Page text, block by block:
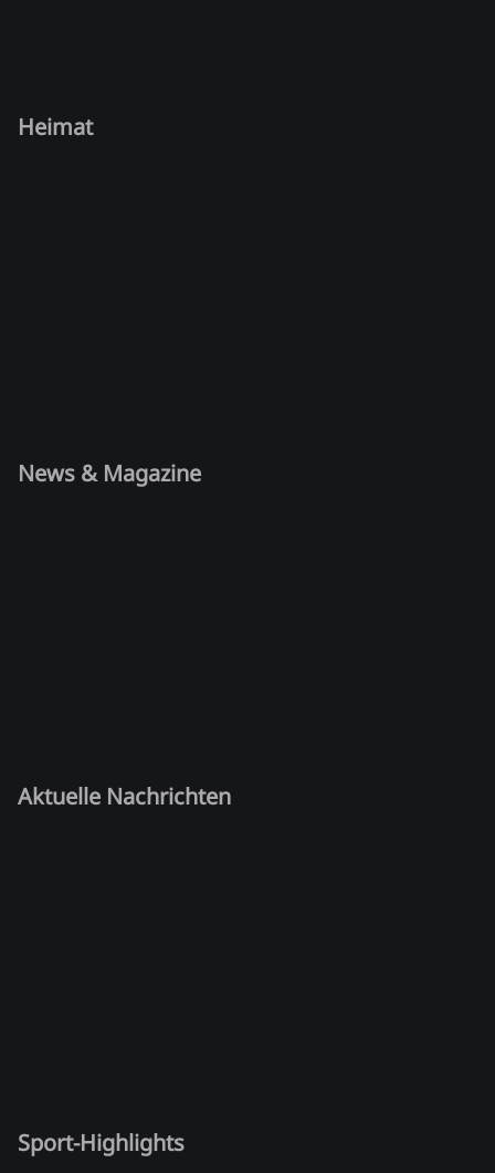
Heimat
News & Magazine
Aktuelle Nachrichten
Sport-Highlights